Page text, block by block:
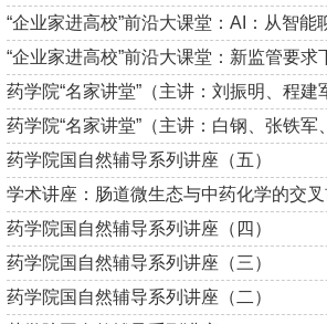
“企业家进高校”前沿大课堂：AI：从智能
药学院“名家讲堂”（主讲：刘振明、程建
药学院“名家讲堂”（主讲：白钢、张铁军
药学院国自然辅导系列讲座（五）
学术讲座：肠道微生态与中药化学的交
药学院国自然辅导系列讲座（四）
药学院国自然辅导系列讲座（三）
药学院国自然辅导系列讲座（二）